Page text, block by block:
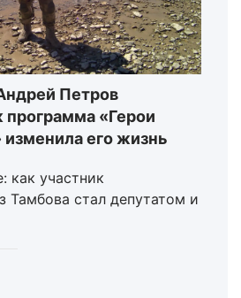
Петров
программа «Герои
его жизнь
как участник
Тамбова стал депутатом и